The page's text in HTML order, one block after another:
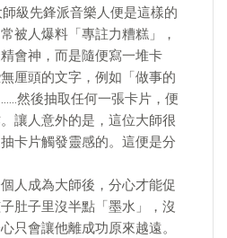
級先鋒派音樂人便是這樣的
被人爆料「專註力糟糕」，
會神，而是隨便寫一堆卡
厘頭的文字，例如「做事的
然後抽取任何一張卡片，便
讓人意外的是，這位大師很
卡片觸發靈感的。這便是分
人成為大師後，分心才能促
肚子里沒半點「墨水」，沒
只會讓他離成功原來越遠。